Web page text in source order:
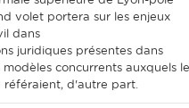
volet portera sur les enjeux
dans
juridiques présentes dans
concurrents auxquels
référaient, d'autre part.